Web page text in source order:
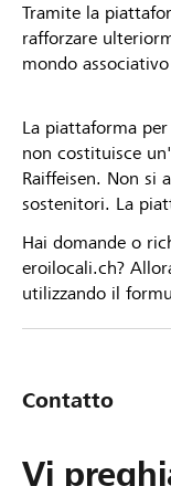
Tramite la
rafforzare
mondo
La piattaforma
non costituisce
Raiffeisen. Non si
sostenitori. La
Hai domande o
eroilocali.ch?
utilizzando il
Contatto
Vi